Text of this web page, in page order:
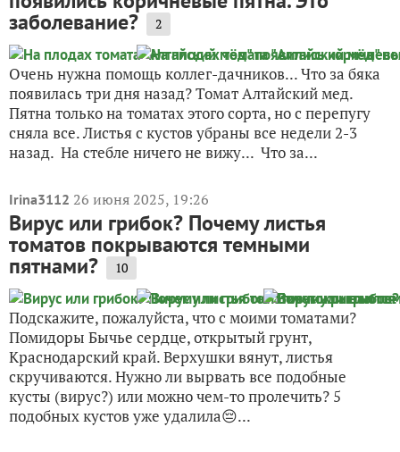
заболевание? 2
Очень нужна помощь коллег-дачников... Что за бяка
появилась три дня назад? Томат Алтайский мед.
Пятна только на томатах этого сорта, но с перепугу
сняла все. Листья с кустов убраны все недели 2-3
назад. На стебле ничего не вижу... Что за...
Irina3112 26 июня 2025, 19:26
Вирус или грибок? Почему листья
томатов покрываются темными
пятнами? 10
Подскажите, пожалуйста, что с моими томатами?
Помидоры Бычье сердце, открытый грунт,
Краснодарский край. Верхушки вянут, листья
скручиваются. Нужно ли вырвать все подобные
кусты (вирус?) или можно чем-то пролечить? 5
подобных кустов уже удалила😔...